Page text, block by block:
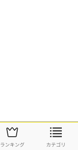
ランキング カテゴリ